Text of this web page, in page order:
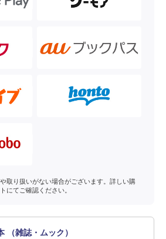
取り扱いがない場合がございます。詳しい購
にてご確認ください。
（雑誌・ムック）